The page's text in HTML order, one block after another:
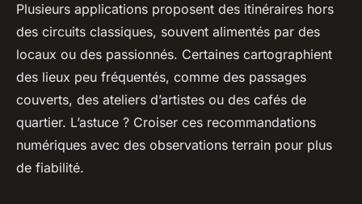
Plusieurs applications proposent des itinéraires hors
des circuits classiques, souvent alimentés par des
locaux ou des passionnés. Certaines cartographient
des lieux peu fréquentés, comme des passages
couverts, des ateliers d’artistes ou des cafés de
quartier. L’astuce ? Croiser ces recommandations
numériques avec des observations terrain pour plus
de fiabilité.